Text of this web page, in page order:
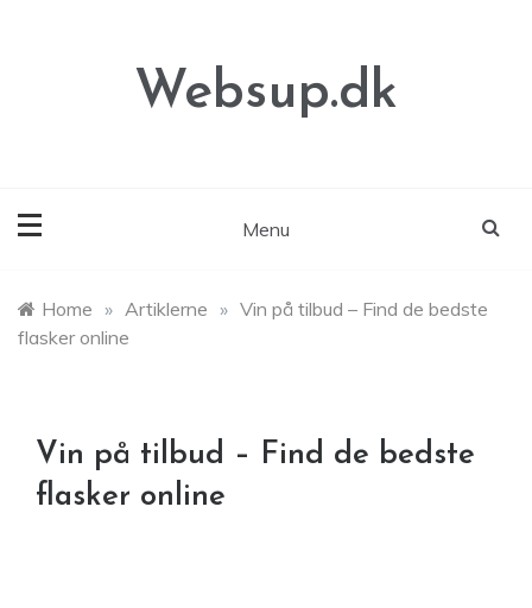
Websup.dk
Menu
Home » Artiklerne » Vin på tilbud – Find de bedste
flasker online
Vin på tilbud – Find de bedste
flasker online